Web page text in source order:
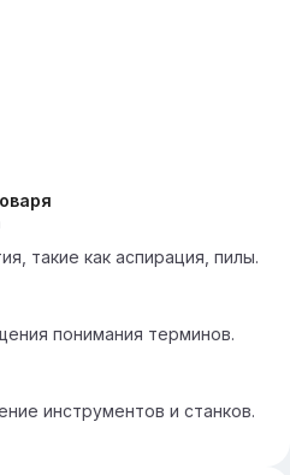
такие как аспирация, пилы.
понимания терминов.
инструментов и станков.